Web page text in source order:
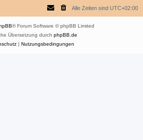
Alle Zeiten sind UTC+02:00
® Forum Software © phpBB Limited
Übersetzung durch phpBB.de
| Nutzungsbedingungen